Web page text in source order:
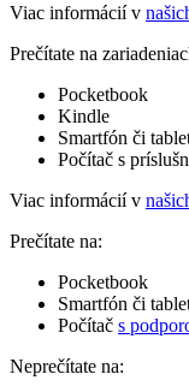
Viac informácií v
Prečítate na
Pocketbook
Kindle
Smartfón či
Počítač s
Viac informácií v
Prečítate na:
Pocketbook
Smartfón či
Počítač s
Neprečítate na: